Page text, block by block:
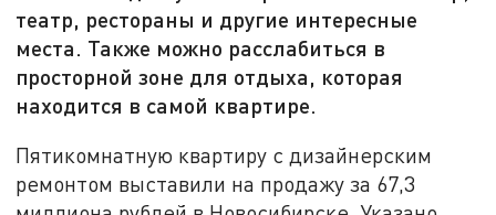
театр, рестораны и другие интересные
места. Также можно расслабиться в
просторной зоне для отдыха, которая
находится в самой квартире.
Пятикомнатную квартиру с дизайнерским
ремонтом выставили на продажу за 67,3